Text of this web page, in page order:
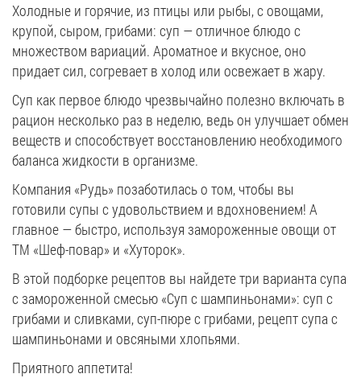
PARTNERSHIP
0412 48 28 17
0412 42 29 23
Холодные и горячие, из птицы или рыбы, с овощами,
крупой, сыром, грибами: суп — отличное блюдо с
множеством вариаций. Ароматное и вкусное, оно
придает сил, согревает в холод или освежает в жару.
Суп как первое блюдо чрезвычайно полезно включать в
рацион несколько раз в неделю, ведь он улучшает обмен
веществ и способствует восстановлению необходимого
баланса жидкости в организме.
Компания «Рудь» позаботилась о том, чтобы вы
готовили супы с удовольствием и вдохновением! А
главное — быстро, используя замороженные овощи от
ТМ «Шеф-повар» и «Хуторок».
В этой подборке рецептов вы найдете три варианта супа
с замороженной смесью «Суп с шампиньонами»: суп с
грибами и сливками, суп-пюре с грибами, рецепт супа с
шампиньонами и овсяными хлопьями.
Приятного аппетита!